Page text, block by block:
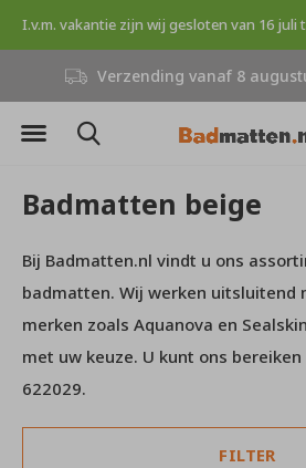
Verzending vanaf 8
Badmatten beige
Bij Badmatten.nl vindt u ons
badmatten. Wij werken uitsluitend
merken zoals Aquanova en
met uw keuze. U kunt ons
622029.
FILTER